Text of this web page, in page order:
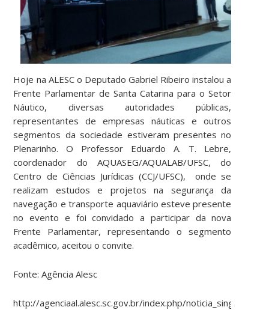
Hoje na ALESC o Deputado Gabriel Ribeiro instalou a
Frente Parlamentar de Santa Catarina para o Setor
Náutico, diversas autoridades públicas,
representantes de empresas náuticas e outros
segmentos da sociedade estiveram presentes no
Plenarinho. O Professor Eduardo A. T. Lebre,
coordenador do AQUASEG/AQUALAB/UFSC, do
Centro de Ciências Jurídicas (CCJ/UFSC), onde se
realizam estudos e projetos na segurança da
navegação e transporte aquaviário esteve presente
no evento e foi convidado a participar da nova
Frente Parlamentar, representando o segmento
acadêmico, aceitou o convite.
Fonte: Agência Alesc
http://agenciaal.alesc.sc.gov.br/index.php/noticia_single/